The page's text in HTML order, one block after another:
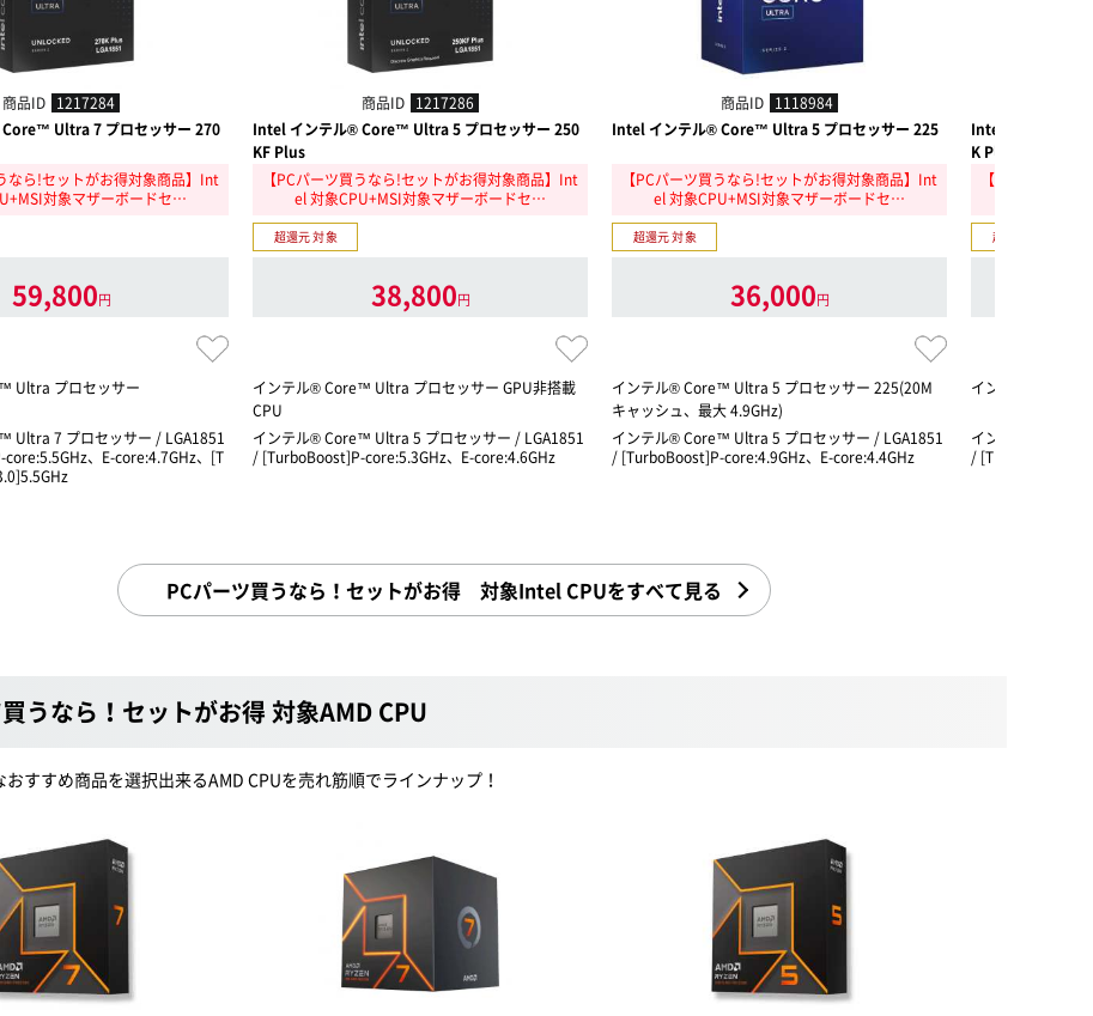
商品ID 1217284
Ultra 7 プロセッサー 270
なら!セットがお得対象商品】Int
対象マザーボードセ…
59,800円
Ultra プロセッサー
Ultra 7 プロセッサー / LGA1851
、E-core:4.7GHz、[T
商品ID 1217286
Intel インテル® Core™ Ultra 5 プロセッサー 250
KF Plus
【PCパーツ買うなら!セットがお得対象商品】Int
el 対象CPU+MSI対象マザーボードセ…
超還元 対象
38,800円
インテル® Core™ Ultra プロセッサー GPU非搭載
CPU
インテル® Core™ Ultra 5 プロセッサー / LGA1851
/ [TurboBoost]P-core:5.3GHz、E-core:4.6GHz
商品ID 1118984
Intel インテル® Core™ Ultra 5 プロセッサー 225
【PCパーツ買うなら!セットがお得対象商品】Int
el 対象CPU+MSI対象マザーボードセ…
超還元 対象
36,000円
インテル® Core™ Ultra 5 プロセッサー 225(20M
キャッシュ、最大 4.9GHz)
インテル® Core™ Ultra 5 プロセッサー / LGA1851
/ [TurboBoost]P-core:4.9GHz、E-core:4.4GHz
Intel インテル®
K Plus
【PCパーツ買
超還元 対象
インテル® Core™
インテル® Core™
/ [TurboBoost]P-
PCパーツ買うなら！セットがお得 対象Intel CPUをすべて見る
うなら！セットがお得 対象AMD CPU
すすめ商品を選択出来るAMD CPUを売れ筋順でラインナップ！